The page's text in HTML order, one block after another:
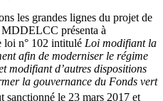
les grandes lignes du projet de
présenta à
loi n° 102 intitulé Loi modifiant la
afin de moderniser le régime
modifiant d’autres dispositions
la gouvernance du Fonds vert
sanctionné le 23 mars 2017 et